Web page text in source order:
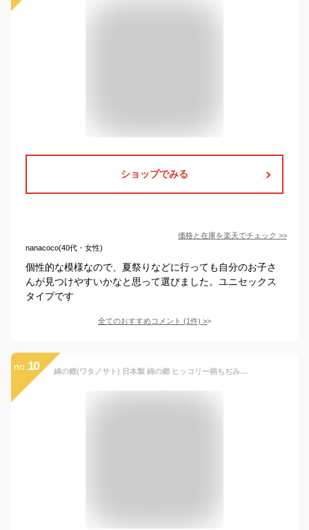
ショップでみる
価格と在庫を楽天でチェック >>
nanacoco(40代・女性)
個性的な模様なので、夏祭りなどに行っても自分のお子さ
んが見つけやすいかなと思って選びました。ユニセックス
タイプです
全てのおすすめコメント (1件) >
no. 10 綿の郷(ワタノサト) 日本製 綿の郷 ヒッコリー柄ちぢみ織カジュアル甚平 じんべい 子供 男の子 (90サイズ, 灰縞)